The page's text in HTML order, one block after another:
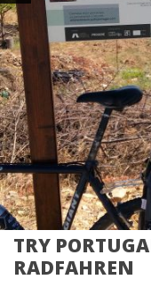
TRY
RADFAHREN